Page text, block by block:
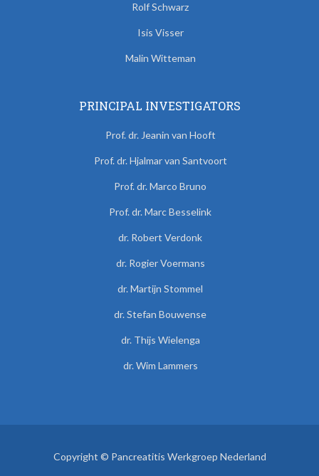
Rolf Schwarz
Isis Visser
Malin Witteman
PRINCIPAL INVESTIGATORS
Prof. dr. Jeanin van Hooft
Prof. dr. Hjalmar van Santvoort
Prof. dr. Marco Bruno
Prof. dr. Marc Besselink
dr. Robert Verdonk
dr. Rogier Voermans
dr. Martijn Stommel
dr. Stefan Bouwense
dr. Thijs Wielenga
dr. Wim Lammers
Copyright © Pancreatitis Werkgroep Nederland